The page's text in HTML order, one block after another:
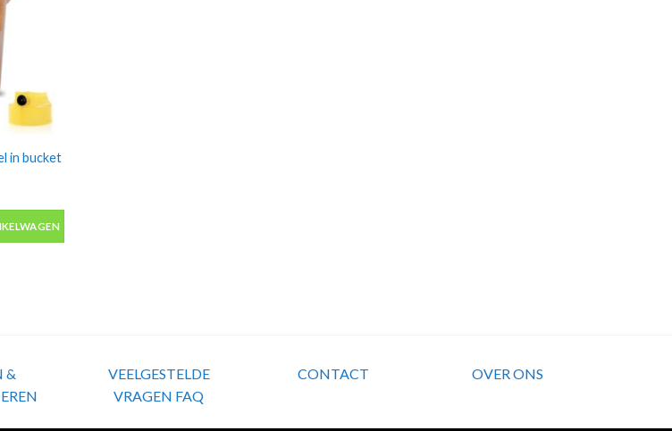
in bucket
in bucket 120 stuks MTN aantal
&
VEELGESTELDE
VRAGEN FAQ
CONTACT OVER ONS